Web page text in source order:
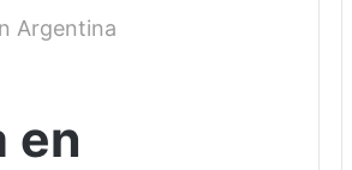
Argentina
en